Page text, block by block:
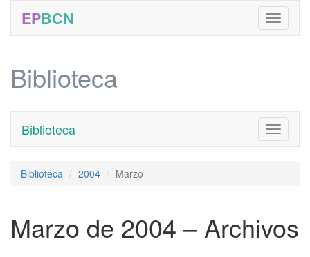
EPBCN
Biblioteca
Toggle
Biblioteca
Biblioteca 2004 Marzo
Marzo de 2004 – Archivos